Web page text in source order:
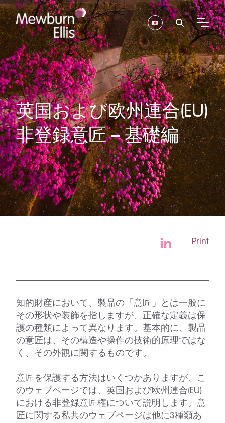
英国および欧州連合(EU)
非登録意匠 – 基礎編
Print
知的財産において、製品の「意匠」とは一般に
その形状や装飾を指しますが、正確な定義は保
護の種類によって異なります。基本的に、製品
の意匠は、その構造や操作の技術的原理ではな
く、その外観に関するものです。
意匠を保護する方法はいくつかありますが、こ
のウェブページでは、英国および欧州連合(EU)
における非登録意匠権について説明します。意
匠に関する私共のウェブページは他に3種類あ